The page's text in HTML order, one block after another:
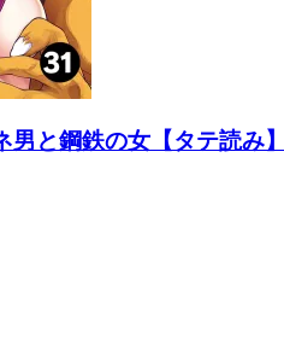
と鋼鉄の女【タテ読み